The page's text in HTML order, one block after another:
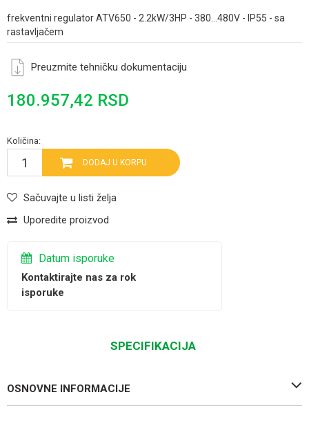
frekventni regulator ATV650 - 2.2kW/3HP - 380...480V - IP55 - sa
rastavljačem
Preuzmite tehničku dokumentaciju
180.957,42 RSD
Količina:
DODAJ U KORPU
Sačuvajte u listi želja
Uporedite proizvod
Datum isporuke
Kontaktirajte nas za rok
isporuke
SPECIFIKACIJA
OSNOVNE INFORMACIJE